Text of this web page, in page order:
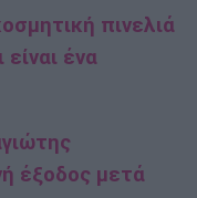
πινελιά
ένα
έξοδος μετά